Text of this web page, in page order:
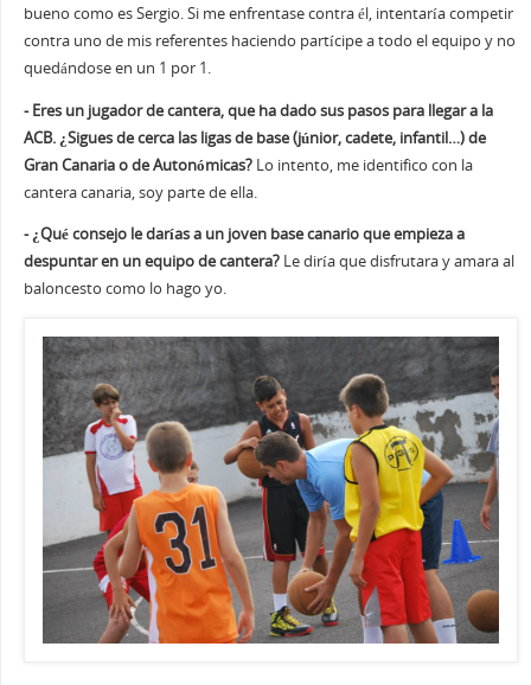
bueno como es Sergio. Si me enfrentase contra él, intentaría competir
contra uno de mis referentes haciendo partícipe a todo el equipo y no
quedándose en un 1 por 1.
- Eres un jugador de cantera, que ha dado sus pasos para llegar a la
ACB. ¿Sigues de cerca las ligas de base (júnior, cadete, infantil…) de
Gran Canaria o de Autonómicas? Lo intento, me identifico con la
cantera canaria, soy parte de ella.
- ¿Qué consejo le darías a un joven base canario que empieza a
despuntar en un equipo de cantera?Le diría que disfrutara y amara al
baloncesto como lo hago yo.